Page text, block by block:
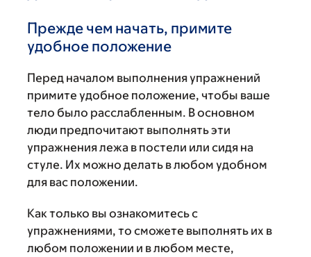
Прежде чем начать, примите
удобное положение
Перед началом выполнения упражнений
примите удобное положение, чтобы ваше
тело было расслабленным. В основном
люди предпочитают выполнять эти
упражнения лежа в постели или сидя на
стуле. Их можно делать в любом удобном
для вас положении.
Как только вы ознакомитесь с
упражнениями, то сможете выполнять их в
любом положении и в любом месте,